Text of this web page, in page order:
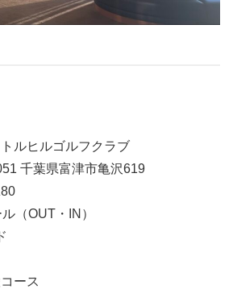
ルヒルゴルフクラブ
千葉県富津市亀沢619
（OUT・IN）
ース